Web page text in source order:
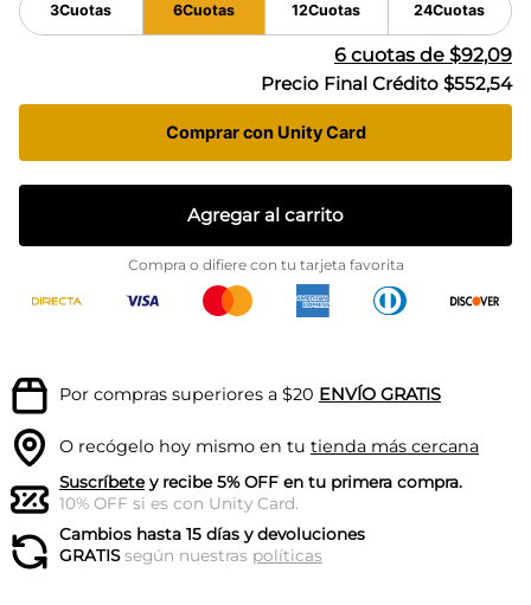
3Cuotas 6Cuotas 12Cuotas 24Cuotas
6 cuotas de $92,09
Precio Final Crédito $552,54
Comprar con Unity Card
Agregar al carrito
Compra o difiere con tu tarjeta favorita
Por compras superiores a $20 ENVÍO GRATIS
O recógelo hoy mismo en tu tienda más cercana
Suscríbetey recibe 5% OFF en tu primera compra.
10% OFF si es con Unity Card.
Cambios hasta 15 días y devoluciones
GRATISsegún nuestras políticas